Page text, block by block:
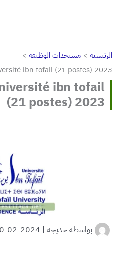
الرئيسية
مستجدات الوظيفة
ibn tofail (21 postes) 2023
ibn tofail
(21 postes) 2023
بواسطةخديجة |
2024-02-20